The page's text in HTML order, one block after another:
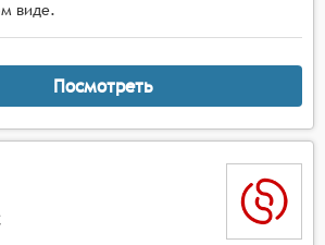
таблицы и т.п. Это
понимание и интерпретацию
данных.
виде.
Посмотреть